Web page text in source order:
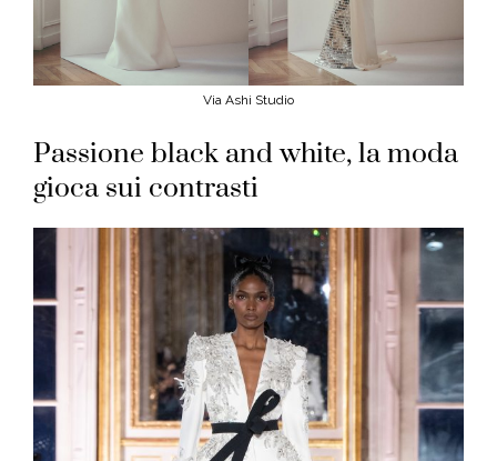
Via Ashi Studio
Passione black and white, la moda
gioca sui contrasti